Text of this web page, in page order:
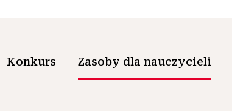
Konkurs Zasoby dla nauczycieli